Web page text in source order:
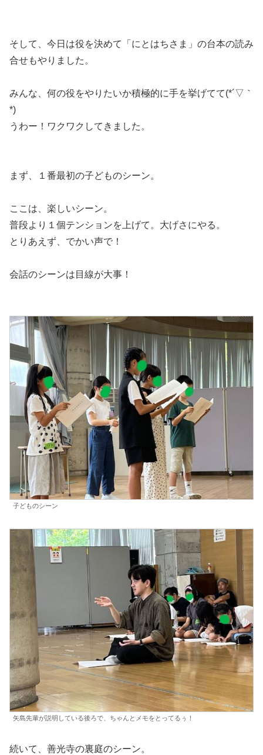
そして、今日は役を決めて「にとはちさま」の台本の読み
合せもやりました。
みんな、何の役をやりたいか積極的に手を挙げてて(*´▽｀
*)
うわー！ワクワクしてきました。
まず、１番最初の子どものシーン。
ここは、楽しいシーン。
普段より１個テンションを上げて。大げさにやる。
とりあえず、でかい声で！
会話のシーンは目線が大事！
子どものシーン
矢島先輩が説明している後ろで、ちゃんとメモをとってるぅ！
続いて、善光寺の裏庭のシーン。